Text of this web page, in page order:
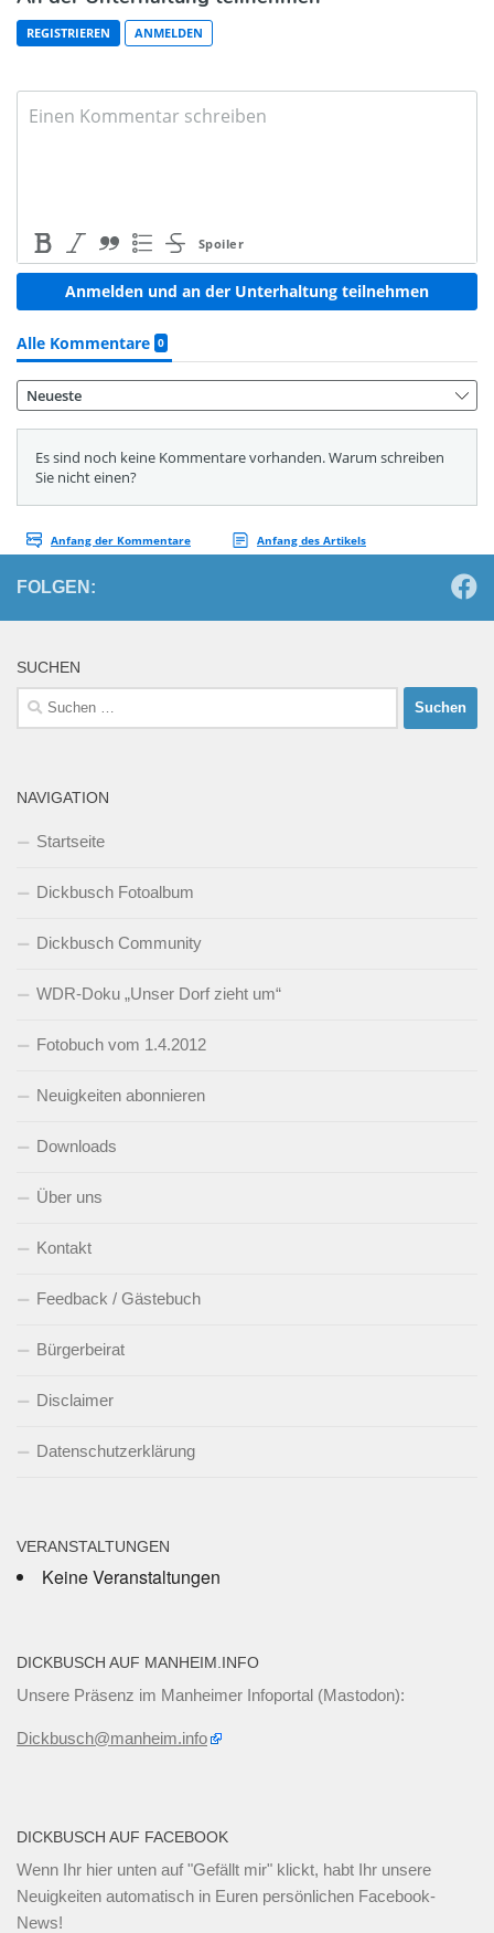
FOLGEN:
SUCHEN
Suchen
nach:
NAVIGATION
Startseite
Dickbusch Fotoalbum
Dickbusch Community
WDR-Doku „Unser Dorf zieht um“
Fotobuch vom 1.4.2012
Neuigkeiten abonnieren
Downloads
Über uns
Kontakt
Feedback / Gästebuch
Bürgerbeirat
Disclaimer
Datenschutzerklärung
VERANSTALTUNGEN
Keine Veranstaltungen
DICKBUSCH AUF MANHEIM.INFO
Unsere Präsenz im Manheimer Infoportal (Mastodon):
Dickbusch@manheim.info
DICKBUSCH AUF FACEBOOK
Wenn Ihr hier unten auf "Gefällt mir" klickt, habt Ihr unsere
Neuigkeiten automatisch in Euren persönlichen Facebook-
News!